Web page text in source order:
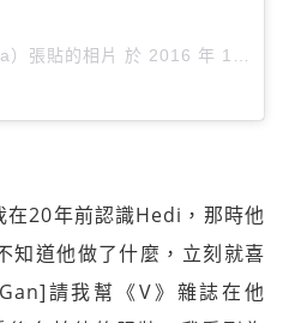
張貼的相片 於 2016 年 1月 月 4 4:42下午 PST
20年前認識Hedi，那時他
知道他做了什麼，立刻就喜
請我幫《V》雜誌在他